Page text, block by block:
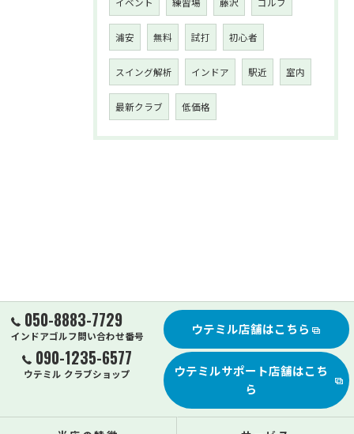
浦安 無料 試打 初心者
スイング解析 インドア 駅近 室内
最新クラブ 低価格
050-8883-7729
インドアゴルフ問い合わせ番号
090-1235-6577
ウテミル クラブショップ
ウテミル店舗はこちら
ウテミルサポート店舗はこち
ら